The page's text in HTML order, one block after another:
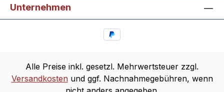
Unternehmen
Alle Preise inkl. gesetzl. Mehrwertsteuer zzgl.
Versandkostenund ggf. Nachnahmegebühren, wenn